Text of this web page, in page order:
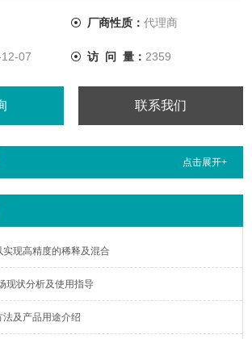
厂商性质： 代理商
07 访 问 量： 2359
联系我们
点击展开+
现高精度的稀释及混合
现状分析及使用指导
及产品用途介绍